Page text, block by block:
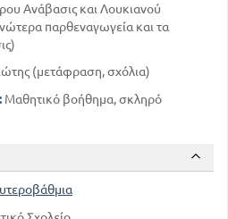
Ανάβασις και Λουκιανού
παρθεναγωγεία και τα
(μετάφραση, σχόλια)
Μαθητικό βοήθημα, σκληρό